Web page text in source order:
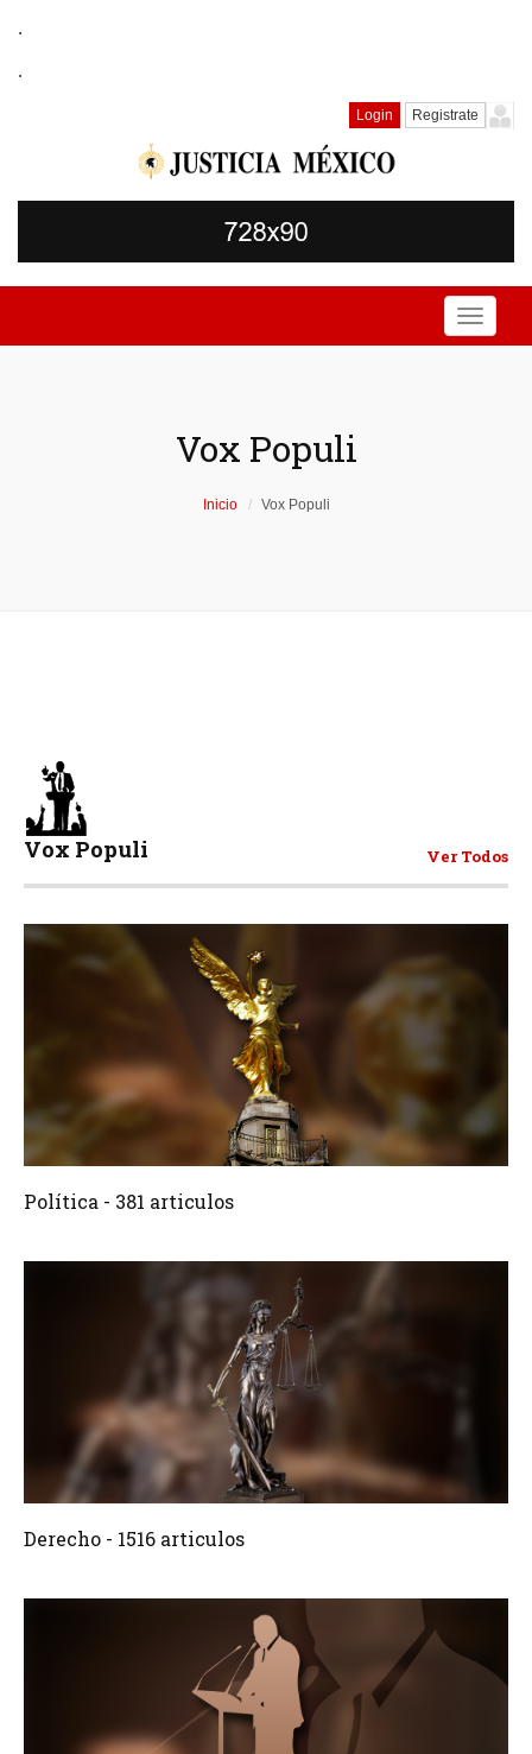
.
.
Login Registrate
Toggle
Vox Populi
Inicio Vox Populi
Vox Populi Ver Todos
381 Articulos
Política - 381 articulos
Crear 1516 Articulos
Derecho - 1516 articulos